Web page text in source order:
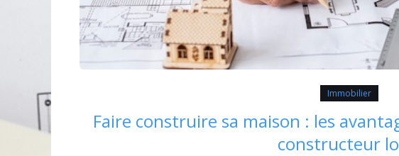
Immobilier
Faire construire sa maison : les
constructeur